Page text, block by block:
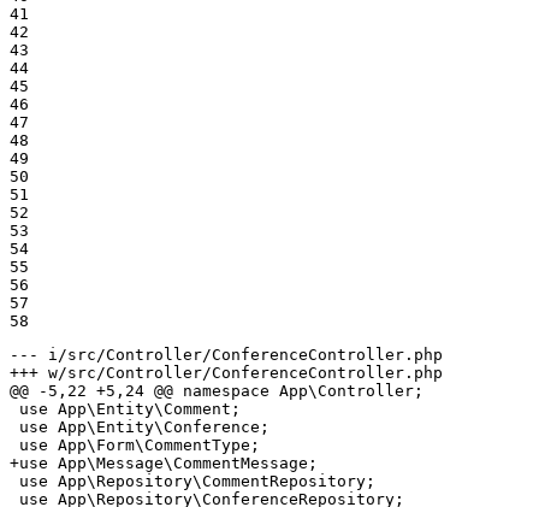
41
42
43
44
45
46
47
48
49
50
51
52
53
54
55
56
57
58
--- i/src/Controller/ConferenceController.php
+++ w/src/Controller/ConferenceController.php
@@ -5,22 +5,24 @@ namespace App\Controller;
use App\Entity\Comment;
use App\Entity\Conference;
+use App\Message\CommentMessage;
use App\Repository\CommentRepository;